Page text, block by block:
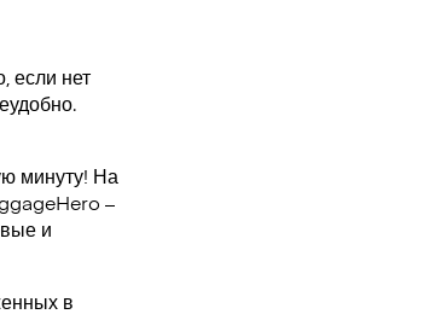
если нет
минуту! На
–
и
в